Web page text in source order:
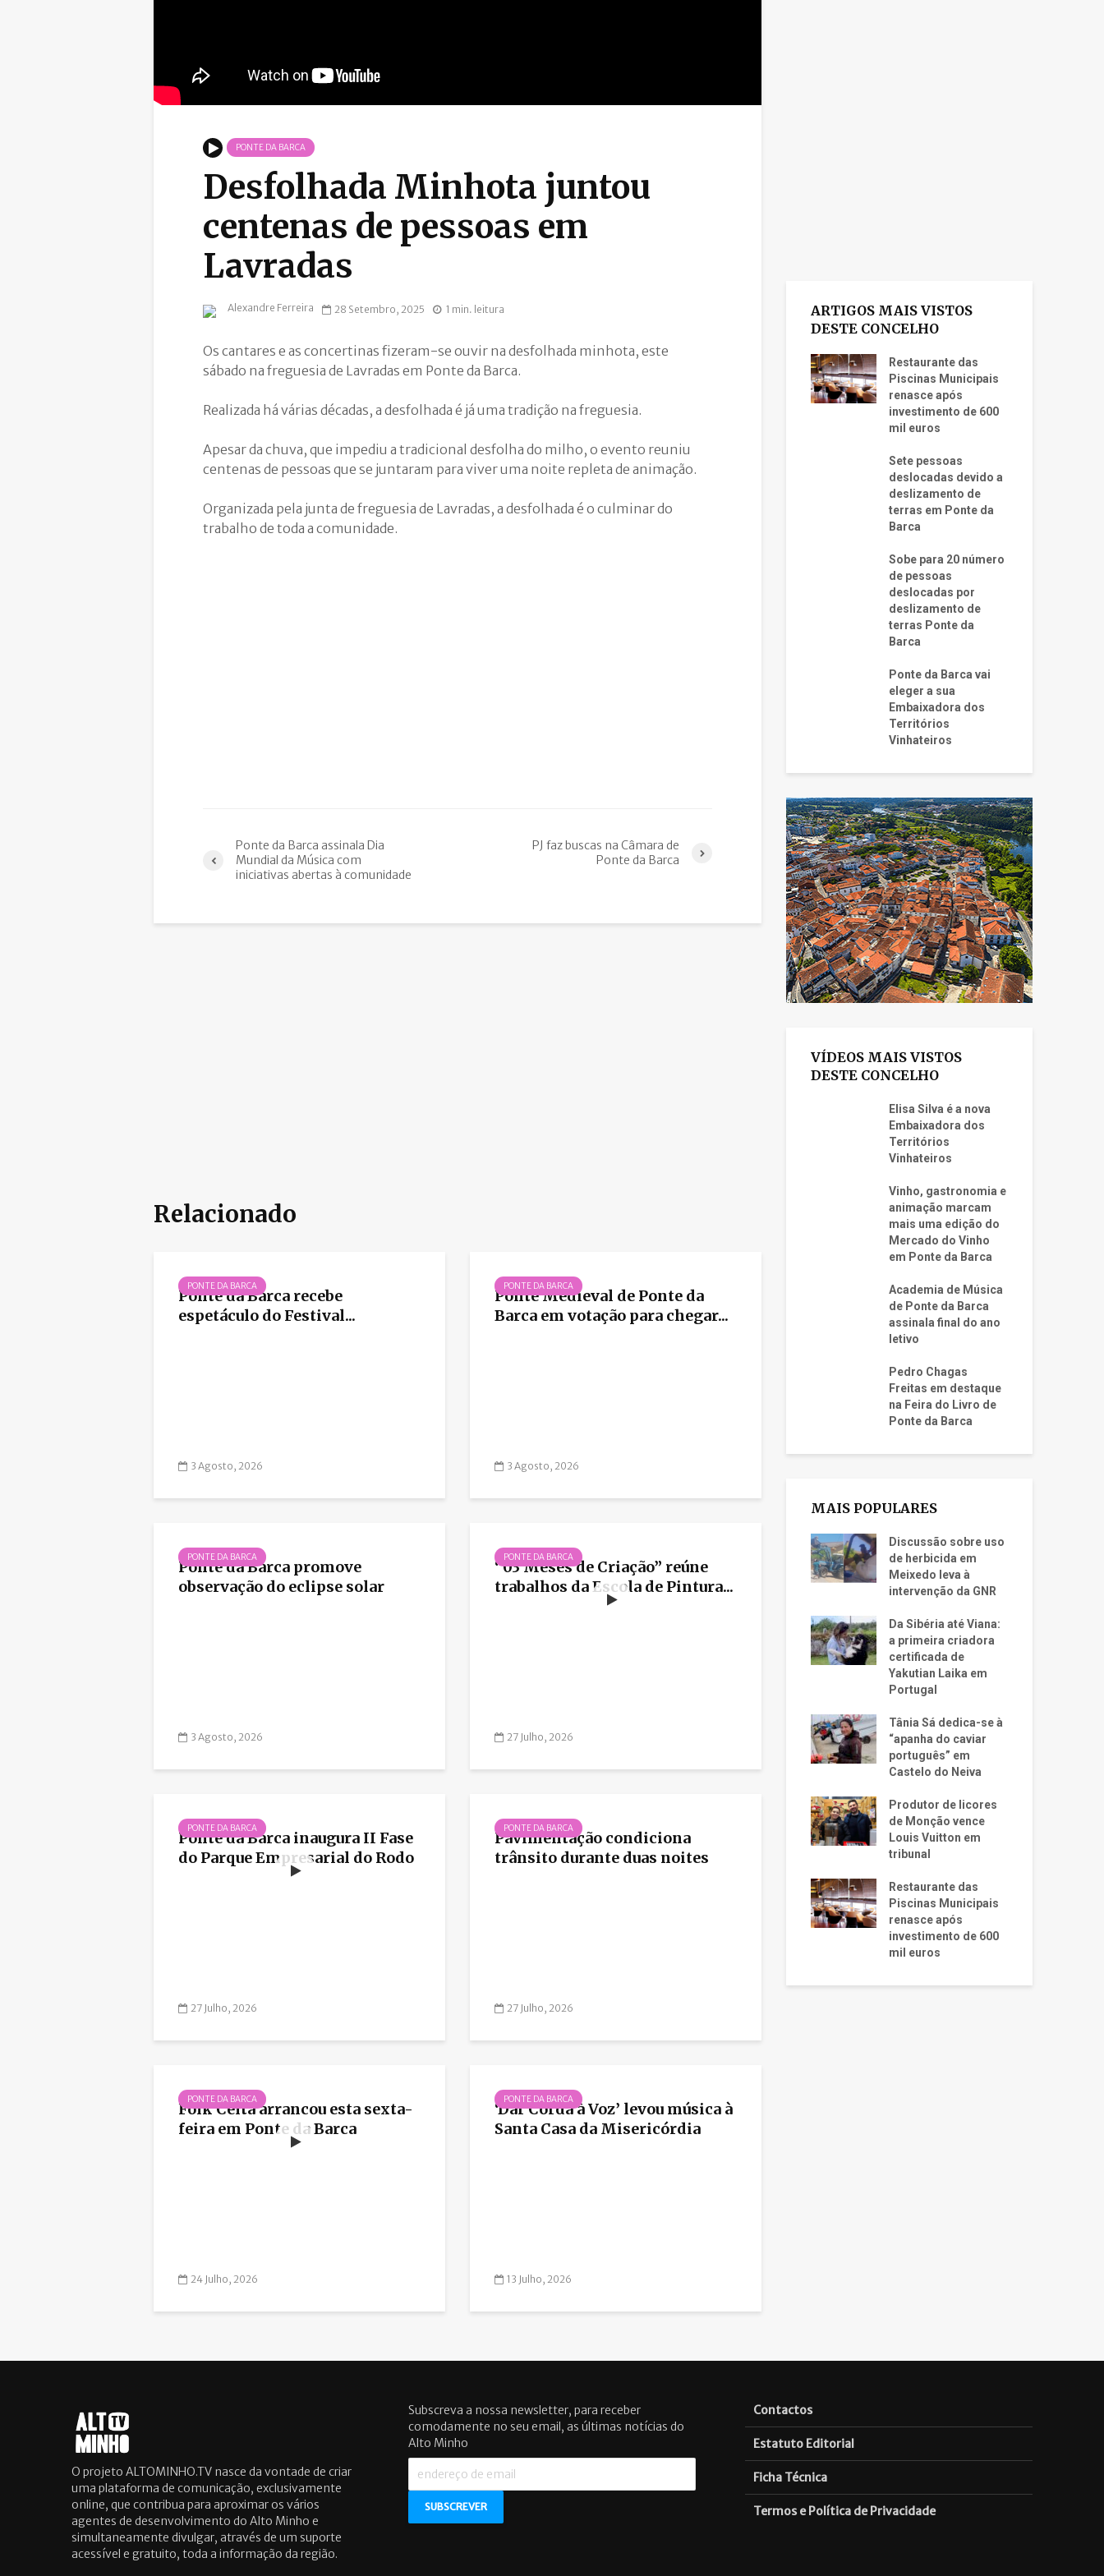
PONTE DA BARCA
Desfolhada Minhota juntou
centenas de pessoas em
Lavradas
Alexandre Ferreira 28 Setembro, 2025 1 min. leitura
Os cantares e as concertinas fizeram-se ouvir na desfolhada minhota, este
sábado na freguesia de Lavradas em Ponte da Barca.
Realizada há várias décadas, a desfolhada é já uma tradição na freguesia.
Apesar da chuva, que impediu a tradicional desfolha do milho, o evento reuniu
centenas de pessoas que se juntaram para viver uma noite repleta de animação.
Organizada pela junta de freguesia de Lavradas, a desfolhada é o culminar do
trabalho de toda a comunidade.
Ponte da Barca assinala Dia
Mundial da Música com
iniciativas abertas à comunidade
PJ faz buscas na Câmara de
Ponte da Barca
Relacionado
PONTE DA BARCA
Ponte da Barca recebe
espetáculo do Festival...
3 Agosto, 2026
PONTE DA BARCA
Ponte Medieval de Ponte da
Barca em votação para chegar...
3 Agosto, 2026
PONTE DA BARCA
Ponte da Barca promove
observação do eclipse solar
3 Agosto, 2026
PONTE DA BARCA
“03 Meses de Criação” reúne
trabalhos da Escola de Pintura...
27 Julho, 2026
PONTE DA BARCA
Ponte da Barca inaugura II Fase
do Parque Empresarial do Rodo
27 Julho, 2026
PONTE DA BARCA
Pavimentação condiciona
trânsito durante duas noites
27 Julho, 2026
PONTE DA BARCA
Folk Celta arrancou esta sexta-
feira em Ponte da Barca
24 Julho, 2026
PONTE DA BARCA
‘Dar Corda à Voz’ levou música à
Santa Casa da Misericórdia
13 Julho, 2026
ARTIGOS MAIS VISTOS
DESTE CONCELHO
Restaurante das
Piscinas Municipais
renasce após
investimento de 600
mil euros
Sete pessoas
deslocadas devido a
deslizamento de
terras em Ponte da
Barca
Sobe para 20 número
de pessoas
deslocadas por
deslizamento de
terras Ponte da
Barca
Ponte da Barca vai
eleger a sua
Embaixadora dos
Territórios
Vinhateiros
VÍDEOS MAIS VISTOS
DESTE CONCELHO
Elisa Silva é a nova
Embaixadora dos
Territórios
Vinhateiros
Vinho, gastronomia e
animação marcam
mais uma edição do
Mercado do Vinho
em Ponte da Barca
Academia de Música
de Ponte da Barca
assinala final do ano
letivo
Pedro Chagas
Freitas em destaque
na Feira do Livro de
Ponte da Barca
MAIS POPULARES
Discussão sobre uso
de herbicida em
Meixedo leva à
intervenção da GNR
Da Sibéria até Viana:
a primeira criadora
certificada de
Yakutian Laika em
Portugal
Tânia Sá dedica-se à
“apanha do caviar
português” em
Castelo do Neiva
Produtor de licores
de Monção vence
Louis Vuitton em
tribunal
Restaurante das
Piscinas Municipais
renasce após
investimento de 600
mil euros
O projeto ALTOMINHO.TV nasce da vontade de criar
uma plataforma de comunicação, exclusivamente
online, que contribua para aproximar os vários
agentes de desenvolvimento do Alto Minho e
simultaneamente divulgar, através de um suporte
acessível e gratuito, toda a informação da região.
Subscreva a nossa newsletter, para receber
comodamente no seu email, as últimas notícias do
Alto Minho
Contactos
Estatuto Editorial
Ficha Técnica
Termos e Política de Privacidade